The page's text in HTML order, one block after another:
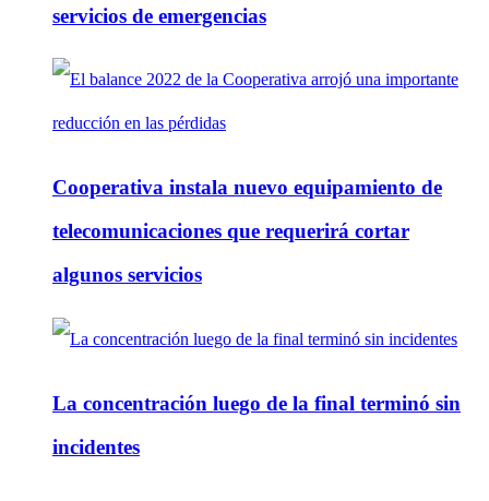
servicios de emergencias
Cooperativa instala nuevo equipamiento de
telecomunicaciones que requerirá cortar
algunos servicios
La concentración luego de la final terminó sin
incidentes